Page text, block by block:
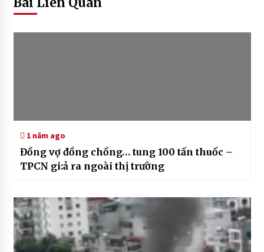
1 năm ago
Đồng vợ đồng chồng… tung 100 tấn thuốc –
TPCN gi:ả ra ngoài thị trường